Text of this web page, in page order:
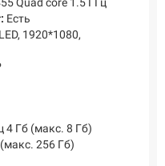
Есть
1920*1080,
4 Гб (макс. 8 Гб)
(макс. 256 Гб)